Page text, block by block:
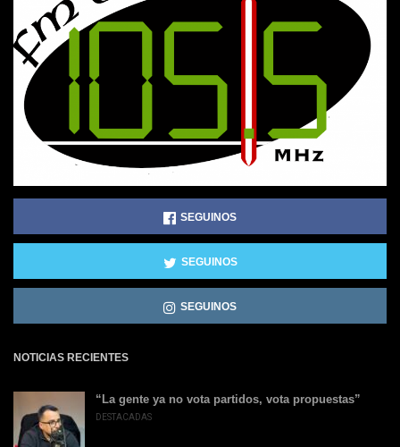
SEGUINOS
SEGUINOS
SEGUINOS
NOTICIAS RECIENTES
“La gente ya no vota partidos, vota propuestas”
DESTACADAS